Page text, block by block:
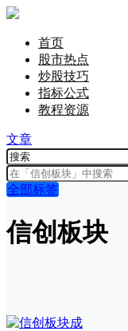
首页
股市热点
炒股技巧
指标公式
教程资源
文章
全部标签
信创板块